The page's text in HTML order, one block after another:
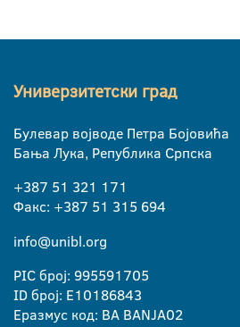
Универзитетски град
Булевар војводе Петра Бојовића
Бања Лука, Република Српска
+387 51 321 171
Факс: +387 51 315 694
info@unibl.org
PIC број: 995591705
ID број: E10186843
Еразмус код: BA BANJA02